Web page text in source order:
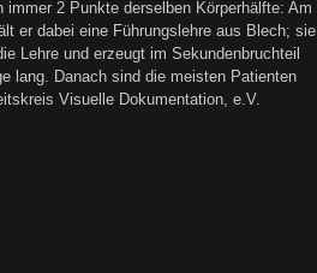
immer 2 Punkte derselben Körperhälfte: Am
er dabei eine Führungslehre aus Blech; sie
Lehre und erzeugt im Sekundenbruchteil
lang. Danach sind die meisten Patienten
Visuelle Dokumentation, e.V.